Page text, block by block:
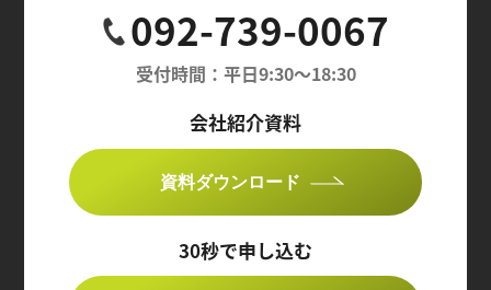
092-739-0067
受付時間：平日9:30〜18:30
会社紹介資料
資料ダウンロード
30秒で申し込む